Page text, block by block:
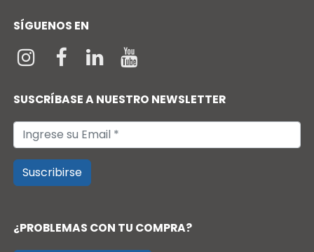
SÍGUENOS EN
SUSCRÍBASE A NUESTRO NEWSLETTER
Suscribirse
¿PROBLEMAS CON TU COMPRA?